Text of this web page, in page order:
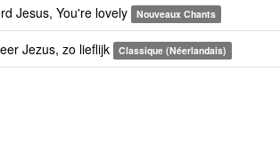
Jesus, You're lovely Nouveaux Chants
Jezus, zo lieflijk Classique (Néerlandais)